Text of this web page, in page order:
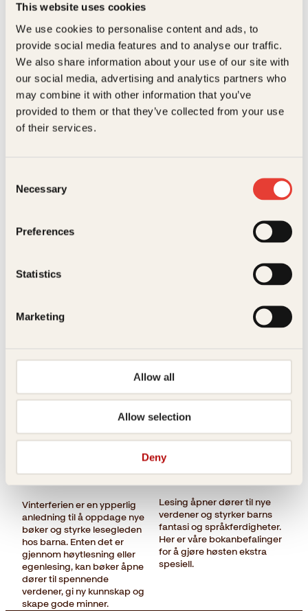
This website uses cookies
We use cookies to personalise content and ads, to
provide social media features and to analyse our traffic.
We also share information about your use of our site with
our social media, advertising and analytics partners who
may combine it with other information that you’ve
provided to them or that they’ve collected from your use
of their services.
Selection
Necessary
Preferences
Statistics
Marketing
Allow all
Allow selection
Deny
Lurer du på hvilke
leselyst?
Påskekrim for
elsker påskekrim! Enten du
engasjerende mysterier for
barn, har vi samlet noen
anbefalinger som garantert
Leseglede i
vinterferien:
Anbefalte
for ulike aldre
Vinterferien er en ypperlig
anledning til å oppdage nye
bøker og styrke lesegleden
hos barna. Enten det er
gjennom høytlesning eller
egenlesing, kan bøker åpne
dører til spennende
verdener, gi ny kunnskap og
skape gode minner.
Bøker barna
elsker: Fra
mysterier til
magi og
historie 🍂📚
Lesing åpner dører til nye
verdener og styrker barns
fantasi og språkferdigheter.
Her er våre bokanbefalinger
for å gjøre høsten ekstra
spesiell.